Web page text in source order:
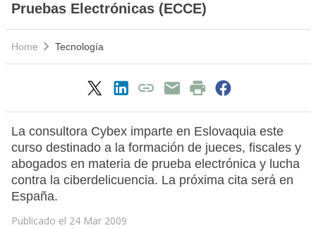
Pruebas Electrónicas (ECCE)
Home Tecnología
La consultora Cybex imparte en Eslovaquia este
curso destinado a la formación de jueces, fiscales y
abogados en materia de prueba electrónica y lucha
contra la ciberdelicuencia. La próxima cita será en
España.
Publicado el 24 Mar 2009